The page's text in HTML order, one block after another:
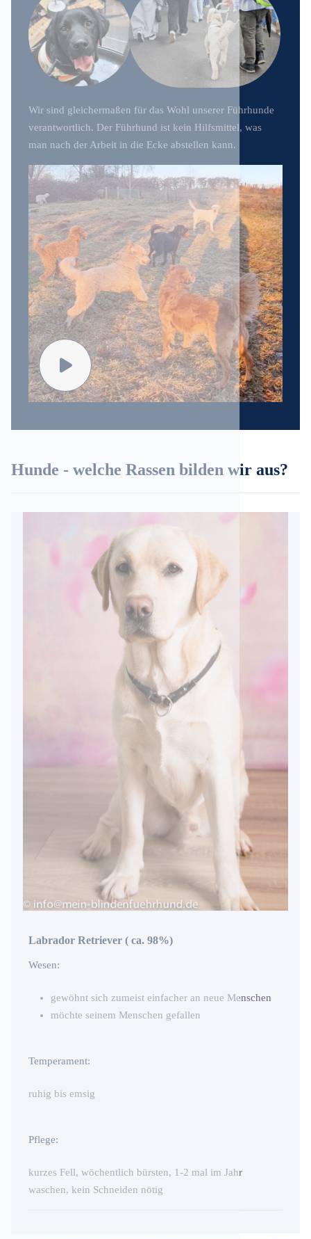
Wir sind gleichermaßen für das Wohl unserer Führhunde
verantwortlich. Der Führhund ist kein Hilfsmittel, was
man nach der Arbeit in die Ecke abstellen kann.
Hunde - welche Rassen bilden wir aus?
Labrador Retriever ( ca. 98%)
Wesen:
gewöhnt sich zumeist einfacher an neue Menschen
möchte seinem Menschen gefallen
Temperament:
ruhig bis emsig
Pflege:
kurzes Fell, wöchentlich bürsten, 1-2 mal im Jahr
waschen, kein Schneiden nötig